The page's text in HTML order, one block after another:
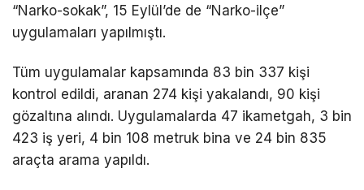
“Narko-sokak”, 15 Eylül’de de “Narko-ilçe”
uygulamaları yapılmıştı.
Tüm uygulamalar kapsamında 83 bin 337 kişi
kontrol edildi, aranan 274 kişi yakalandı, 90 kişi
gözaltına alındı. Uygulamalarda 47 ikametgah, 3 bin
423 iş yeri, 4 bin 108 metruk bina ve 24 bin 835
araçta arama yapıldı.